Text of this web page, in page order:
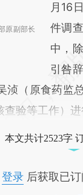
原副部长
月16
件调
中，
引咎
浈（原食药监
验等工作）进
本文共计2523字
登录后获取已订